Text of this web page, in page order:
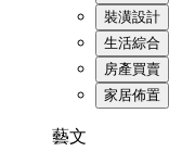
裝潢設計
生活綜合
房產買賣
家居佈置
藝文